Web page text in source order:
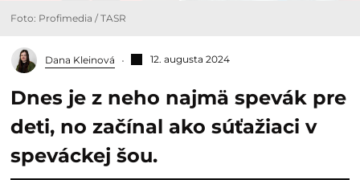
Foto: Profimedia / TASR
Dana Kleinová 12. augusta 2024
Dnes je z neho najmä spevák pre
deti, no začínal ako súťažiaci v
speváckej šou.